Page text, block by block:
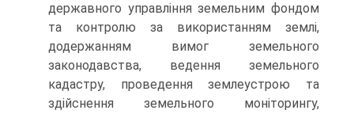
державного управління земе­льним фондом
та контролю за використанням землі,
додержанням ви­мог земельного
законодавства, ведення земельного
кадастру, прове­дення землеустрою та
здійснення земельного моніторингу,